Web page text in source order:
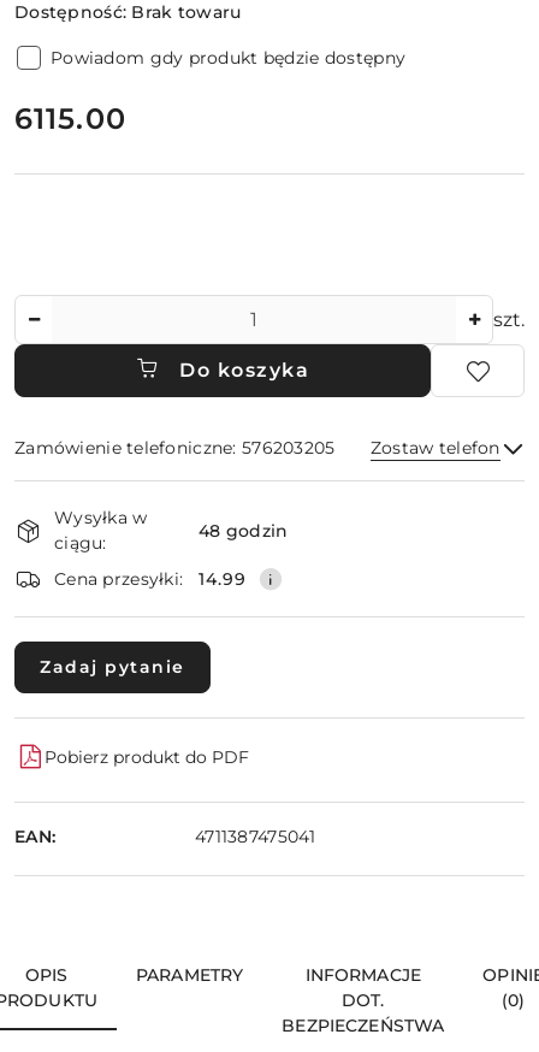
Dostępność: Brak towaru
Powiadom gdy produkt będzie dostępny
cena:
6115.00
szt.
Do koszyka
Zamówienie telefoniczne: 576203205 Zostaw telefon
i
dostawa
Wysyłka w
ciągu:
48 godzin
Cena przesyłki: 14.99
Zadaj pytanie
Pobierz produkt do PDF
EAN: 4711387475041
OPIS
PARAMETRY
INFORMACJE
DOT.
BEZPIECZEŃSTWA
(0)